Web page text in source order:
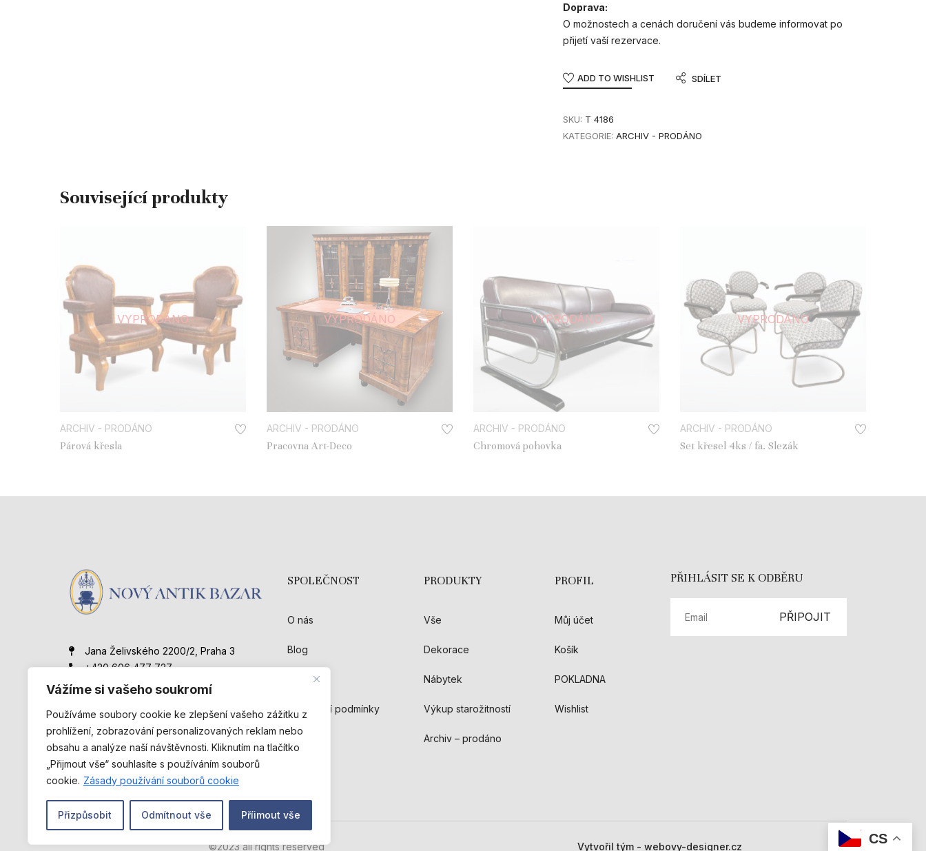
Vážíme si vašeho soukromí
Používáme soubory cookie ke zlepšení vašeho zážitku z
prohlížení, zobrazování personalizovaných reklam nebo
obsahu a analýze naší návštěvnosti. Kliknutím na tlačítko
„Přijmout vše“ souhlasíte s používáním souborů
cookie. Zásady používání souborů cookie
Přizpůsobit Odmítnout vše Příimout vše
Doprava:
O možnostech a cenách doručení vás budeme informovat po
přijetí vaší rezervace.
ADD TO WISHLIST SDÍLET
SKU: T 4186
KATEGORIE: ARCHIV - PRODÁNO
VYPRODÁNO
ARCHIV - PRODÁNO
Párová křesla
VYPRODÁNO
ARCHIV - PRODÁNO
Pracovna Art-Deco
VYPRODÁNO
ARCHIV - PRODÁNO
Chromová pohovka
VYPRODÁNO
ARCHIV - PRODÁNO
Set křesel 4ks / fa. Slezák
Jana Želivského 2200/2, Praha 3
+420 606 477 727
novyantikbazar@gmail.com
SPOLEČNOST
O nás
Blog
Kontakt
Obchodní podmínky
PRODUKTY
Vše
Dekorace
Nábytek
Výkup starožitností
Archiv – prodáno
PROFIL
Můj účet
Košík
POKLADNA
Wishlist
PŘIHLÁSIT SE K ODBĚRU
PŘIPOJIT
©2023 all rights reserved Vytvořil tým - webovy-designer.cz
CS